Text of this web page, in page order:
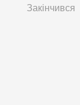
Закінчився